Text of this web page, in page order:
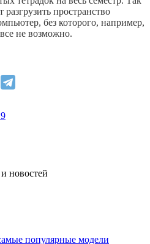
разгрузить пространство
без которого, например,
не возможно.
новостей
популярные модели